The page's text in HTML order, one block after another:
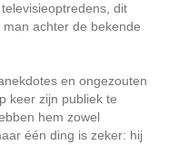
dit
achter de bekende
en ongezouten
keer zijn publiek te
hem zowel
één ding is zeker: hij